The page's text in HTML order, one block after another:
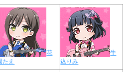
花
たえ
牛
込りみ